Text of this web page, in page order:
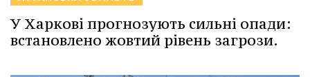
У Харкові прогнозують сильні опади:
встановлено жовтий рівень загрози.